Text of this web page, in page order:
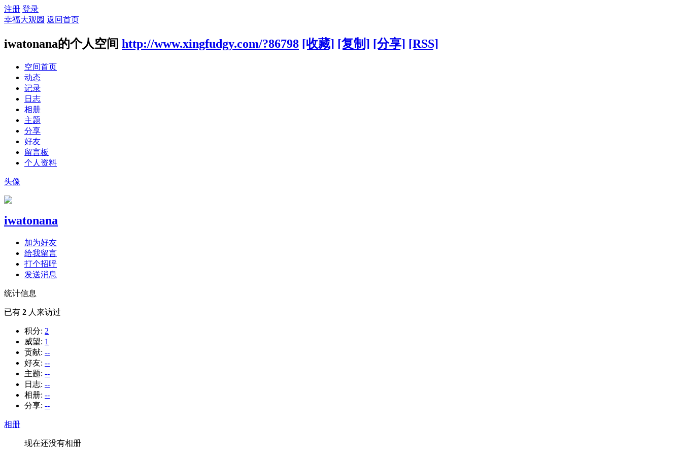
注册 登录
幸福大观园 返回首页
iwatonana的个人空间 http://www.xingfudgy.com/?86798 [收藏] [复制] [分享] [RSS]
空间首页
动态
记录
日志
相册
主题
分享
好友
留言板
个人资料
头像
iwatonana
加为好友
给我留言
打个招呼
发送消息
统计信息
已有 2 人来访过
积分: 2
威望: 1
贡献: --
好友: --
主题: --
日志: --
相册: --
分享: --
相册
现在还没有相册